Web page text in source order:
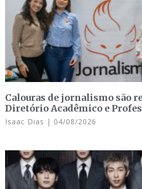
Calouras de jornalismo são
Diretório Acadêmico e
Isaac Dias 04/08/2026